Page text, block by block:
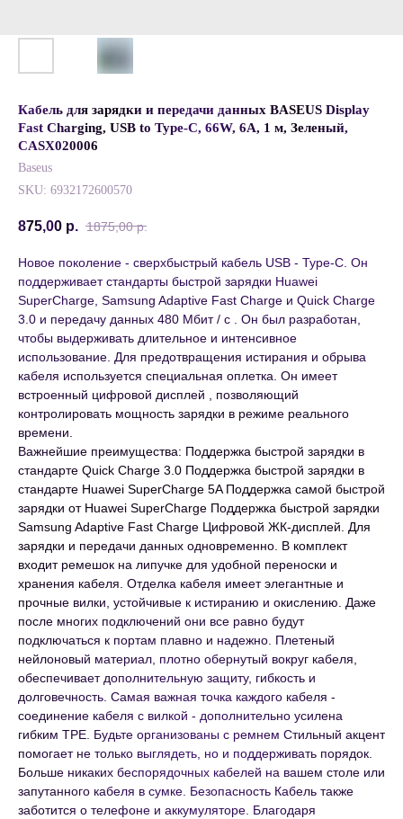
Кабель для зарядки и передачи данных BASEUS Display
Fast Charging, USB to Type-C, 66W, 6A, 1 м, Зеленый,
CASX020006
Baseus
SKU: 6932172600570
875,00 р. 1875,00 р.
Новое поколение - сверхбыстрый кабель USB - Type-C. Он
поддерживает стандарты быстрой зарядки Huawei
SuperCharge, Samsung Adaptive Fast Charge и Quick Charge
3.0 и передачу данных 480 Мбит / с . Он был разработан,
чтобы выдерживать длительное и интенсивное
использование. Для предотвращения истирания и обрыва
кабеля используется специальная оплетка. Он имеет
встроенный цифровой дисплей , позволяющий
контролировать мощность зарядки в режиме реального
времени.
Важнейшие преимущества: Поддержка быстрой зарядки в
стандарте Quick Charge 3.0 Поддержка быстрой зарядки в
стандарте Huawei SuperCharge 5A Поддержка самой быстрой
зарядки от Huawei SuperCharge Поддержка быстрой зарядки
Samsung Adaptive Fast Charge Цифровой ЖК-дисплей. Для
зарядки и передачи данных одновременно. В комплект
входит ремешок на липучке для удобной переноски и
хранения кабеля. Отделка кабеля имеет элегантные и
прочные вилки, устойчивые к истиранию и окислению. Даже
после многих подключений они все равно будут
подключаться к портам плавно и надежно. Плетеный
нейлоновый материал, плотно обернутый вокруг кабеля,
обеспечивает дополнительную защиту, гибкость и
долговечность. Самая важная точка каждого кабеля -
соединение кабеля с вилкой - дополнительно усилена
гибким TPE. Будьте организованы с ремнем Стильный акцент
помогает не только выглядеть, но и поддерживать порядок.
Больше никаких беспорядочных кабелей на вашем столе или
запутанного кабеля в сумке. Безопасность Кабель также
заботится о телефоне и аккумуляторе. Благодаря